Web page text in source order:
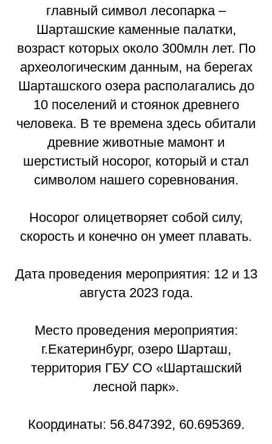
главный символ лесопарка –
Шарташские каменные палатки,
возраст которых около 300млн лет. По
археологическим данным, на берегах
Шарташского озера располагались до
10 поселений и стоянок древнего
человека. В те времена здесь обитали
древние животные мамонт и
шерстистый носорог, который и стал
символом нашего соревнования.
Носорог олицетворяет собой силу,
скорость и конечно он умеет плавать.
Дата проведения мероприятия: 12 и 13
августа 2023 года.
Место проведения мероприятия:
г.Екатеринбург, озеро Шарташ,
территория ГБУ СО «Шарташский
лесной парк».
Координаты: 56.847392, 60.695369.